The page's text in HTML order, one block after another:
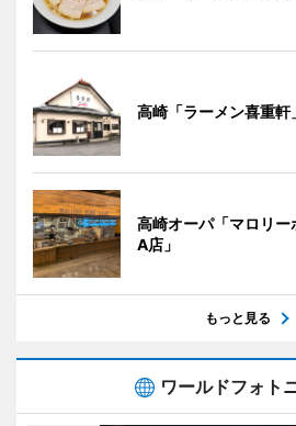
高崎「ラーメン喜重軒
高崎オーパ「マロリ
A店」
もっと見る
ワールドフォト